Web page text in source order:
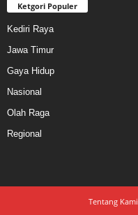
Ketgori Populer
Kediri Raya
Jawa Timur
Gaya Hidup
Nasional
Olah Raga
Regional
Tentang Kami